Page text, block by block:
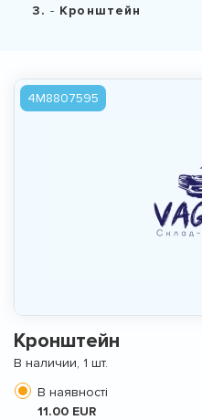
Кронштейн
4M8807595
Кронштейн
В наличии, 1 шт.
В наявності
11.00 EUR